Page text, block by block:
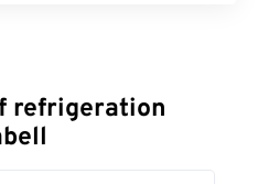
refrigeration